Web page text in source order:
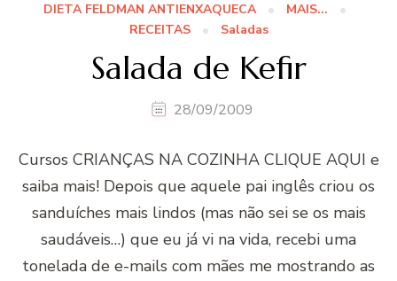
DIETA FELDMAN ANTIENXAQUECA
MAIS...
RECEITAS
Saladas
Salada de Kefir
28/09/2009
Cursos CRIANÇAS NA COZINHA CLIQUE AQUI e
saiba mais! Depois que aquele pai inglês criou os
sanduíches mais lindos (mas não sei se os mais
saudáveis…) que eu já vi na vida, recebi uma
tonelada de e-mails com mães me mostrando as